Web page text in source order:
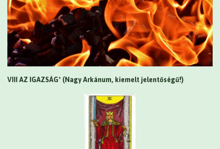
VIII AZ IGAZSÁG* (Nagy Arkánum, kiemelt jelentőségű!)